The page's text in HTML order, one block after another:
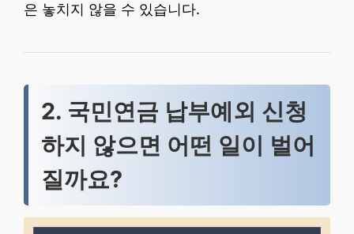
은 놓치지 않을 수 있습니다.
2. 국민연금 납부예외 신청
하지 않으면 어떤 일이 벌어
질까요?